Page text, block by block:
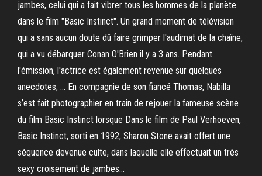
jambes, celui qui a fait vibrer tous les hommes de la planète
dans le film "Basic Instinct". Un grand moment de télévision
qui a sans aucun doute dû faire grimper l'audimat de la chaîne,
qui a vu débarquer Conan O'Brien il y a 3 ans. Pendant
l'émission, l'actrice est également revenue sur quelques
anecdotes, … En compagnie de son fiancé Thomas, Nabilla
s’est fait photographier en train de rejouer la fameuse scène
du film Basic Instinct lorsque Dans le film de Paul Verhoeven,
Basic Instinct, sorti en 1992, Sharon Stone avait offert une
séquence devenue culte, dans laquelle elle effectuait un très
sexy croisement de jambes…